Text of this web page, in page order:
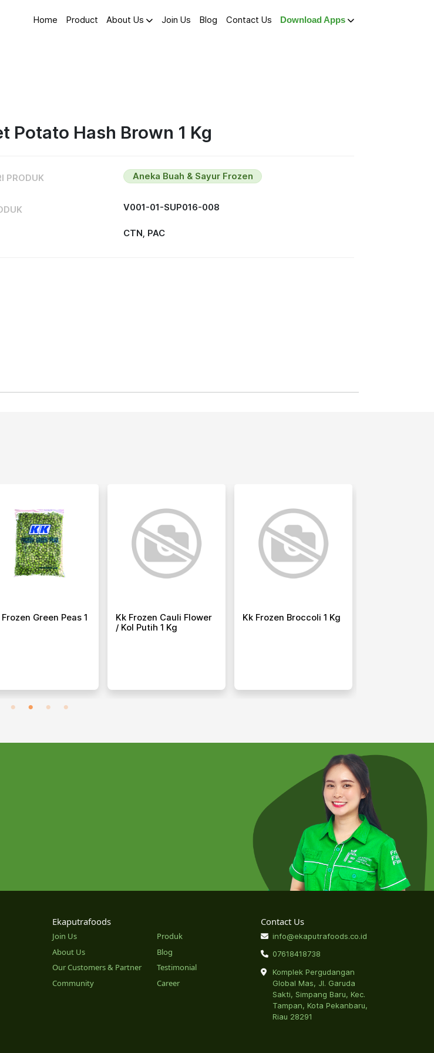
Home Product About Us Join Us Blog Contact Us Download Apps
Potato Hash Brown 1 Kg
PRODUK Aneka Buah & Sayur Frozen
V001-01-SUP016-008
CTN, PAC
Frozen Green Peas 1
Kk Frozen Cauli Flower
/ Kol Putih 1 Kg
Kk Frozen Broccoli 1 Kg
Ekaputrafoods
Join Us
About Us
Our Customers & Partner
Community
Produk
Blog
Testimonial
Career
Contact Us
info@ekaputrafoods.co.id
07618418738
Komplek Pergudangan
Global Mas, Jl. Garuda
Sakti, Simpang Baru, Kec.
Tampan, Kota Pekanbaru,
Riau 28291